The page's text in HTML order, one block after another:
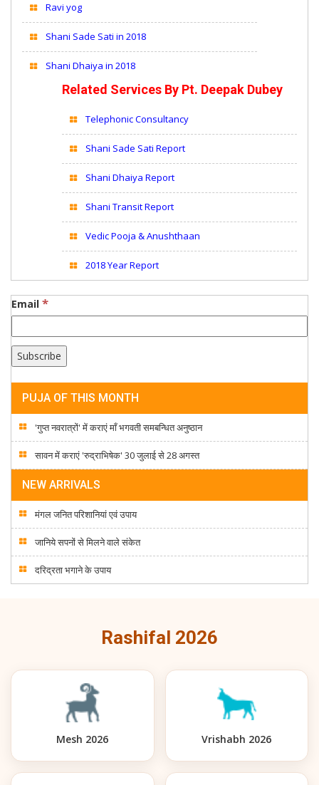
Ravi yog
Shani Sade Sati in 2018
Shani Dhaiya in 2018
Related Services By Pt. Deepak Dubey
Telephonic Consultancy
Shani Sade Sati Report
Shani Dhaiya Report
Shani Transit Report
Vedic Pooja & Anushthaan
2018 Year Report
Email *
PUJA OF THIS MONTH
'गुप्त नवरात्रों' में कराएं माँ भगवती समबन्धित अनुष्ठान
सावन में कराएं 'रुद्राभिषेक' 30 जुलाई से 28 अगस्त
NEW ARRIVALS
मंगल जनित परिशानियां एवं उपाय
जानिये सपनों से मिलने वाले संकेत
दरिद्रता भगाने के उपाय
Rashifal 2026
Mesh 2026 Vrishabh 2026